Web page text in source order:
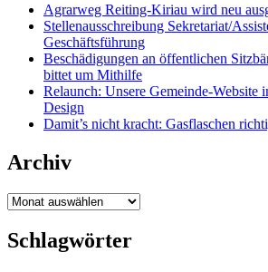
Agrarweg Reiting-Kiriau wird neu
Stellenausschreibung Sekretariat/
Geschäftsführung
Beschädigungen an öffentlichen
bittet um Mithilfe
Relaunch: Unsere Gemeinde-Website
Design
Damit’s nicht kracht: Gasflaschen
Archiv
Archiv
Schlagwörter